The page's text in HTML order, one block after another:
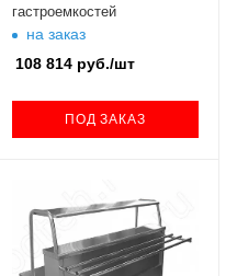
гастроемкостей
на заказ
108 814руб./шт
ПОД ЗАКАЗ